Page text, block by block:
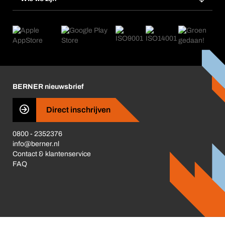
Herhaalbestelling
eProcurement
Productwijzers
Nieuws
Wat ons drijft
BERNER nieuwsbrief
Direct inschrijven
0800 - 2352376
info@berner.nl
Contact & klantenservice
FAQ